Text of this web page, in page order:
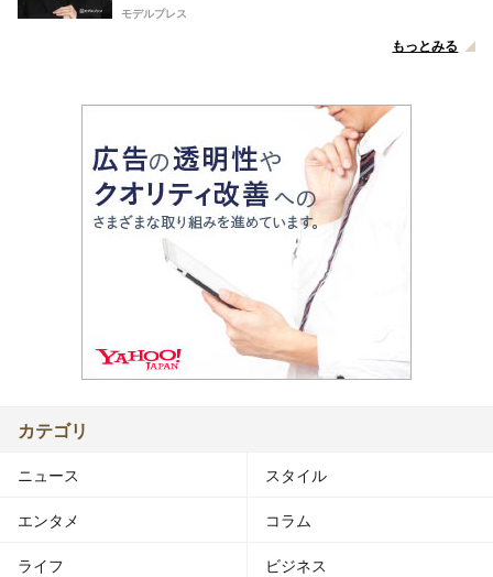
モデルプレス
もっとみる
カテゴリ
ニュース スタイル
エンタメ コラム
ライフ ビジネス